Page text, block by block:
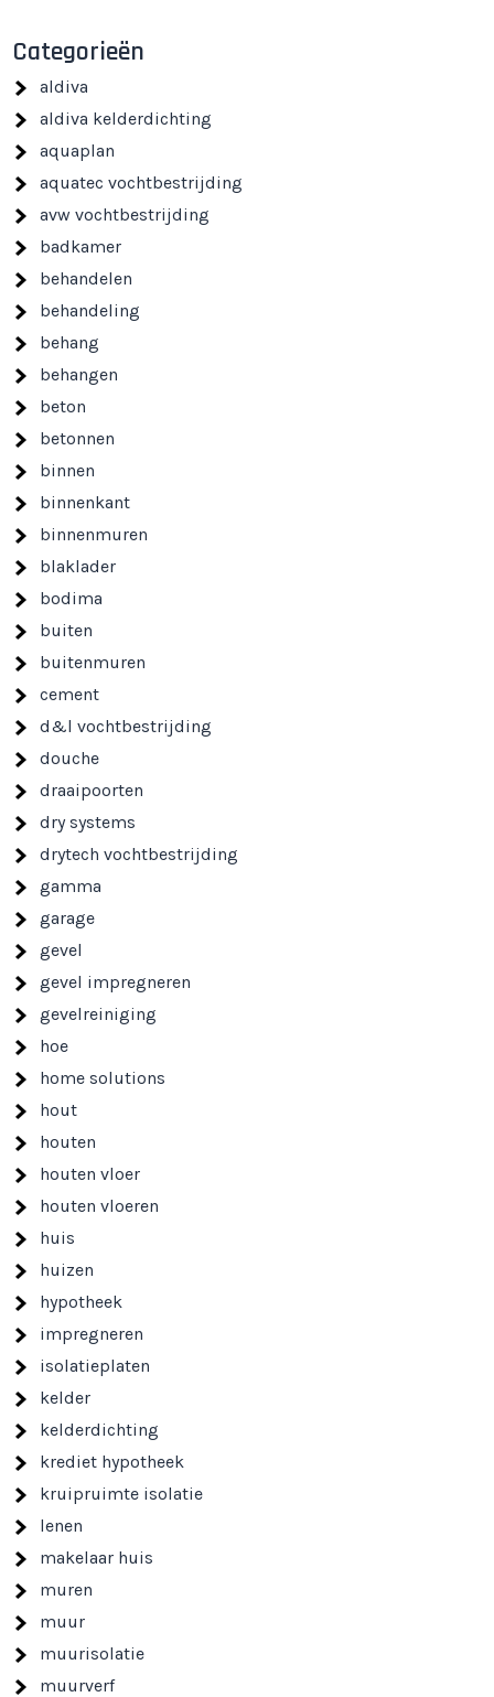
Categorieën
aldiva
aldiva kelderdichting
aquaplan
aquatec vochtbestrijding
avw vochtbestrijding
badkamer
behandelen
behandeling
behang
behangen
beton
betonnen
binnen
binnenkant
binnenmuren
blaklader
bodima
buiten
buitenmuren
cement
d&l vochtbestrijding
douche
draaipoorten
dry systems
drytech vochtbestrijding
gamma
garage
gevel
gevel impregneren
gevelreiniging
hoe
home solutions
hout
houten
houten vloer
houten vloeren
huis
huizen
hypotheek
impregneren
isolatieplaten
kelder
kelderdichting
krediet hypotheek
kruipruimte isolatie
lenen
makelaar huis
muren
muur
muurisolatie
muurverf